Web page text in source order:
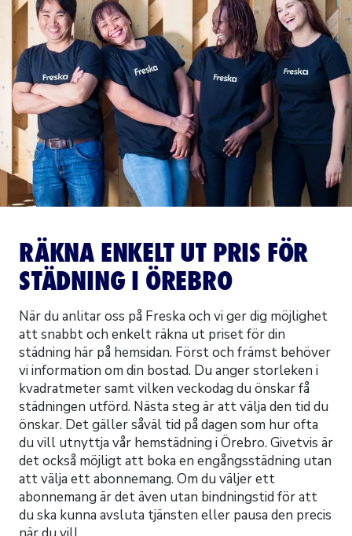
RÄKNA ENKELT UT PRIS FÖR
STÄDNING I ÖREBRO
När du anlitar oss på Freska och vi ger dig möjlighet
att snabbt och enkelt räkna ut priset för din
städning här på hemsidan. Först och främst behöver
vi information om din bostad. Du anger storleken i
kvadratmeter samt vilken veckodag du önskar få
städningen utförd. Nästa steg är att välja den tid du
önskar. Det gäller såväl tid på dagen som hur ofta
du vill utnyttja vår hemstädning i Örebro. Givetvis är
det också möjligt att boka en engångsstädning utan
att välja ett abonnemang. Om du väljer ett
abonnemang är det även utan bindningstid för att
du ska kunna avsluta tjänsten eller pausa den precis